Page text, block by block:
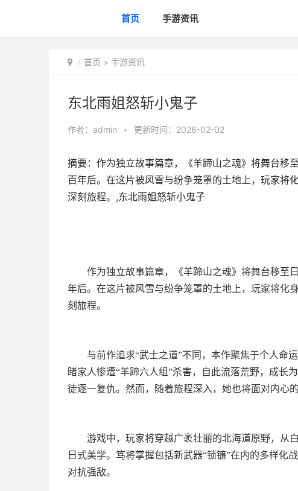
首页 手游资讯
首页 > 手游资讯
东北雨姐怒斩小鬼子
作者： admin • 更新时间：2026-02-02
摘要：作为独立故事篇章，《羊蹄山之魂》将舞台移
百年后。在这片被风雪与纷争笼罩的土地上，玩家将
深刻旅程。,东北雨姐怒斩小鬼子
作为独立故事篇章，《羊蹄山之魂》将舞台移至
年后。在这片被风雪与纷争笼罩的土地上，玩家将化
刻旅程。
与前作追求“武士之道”不同，本作聚焦于个人命
睹家人惨遭“羊蹄六人组”杀害，自此流落荒野，成长
徒逐一复仇。然而，随着旅程深入，她也将面对内心
游戏中，玩家将穿越广袤壮丽的北海道原野，从
日式美学。笃将掌握包括新武器“锁镰”在内的多样化
对抗强敌。